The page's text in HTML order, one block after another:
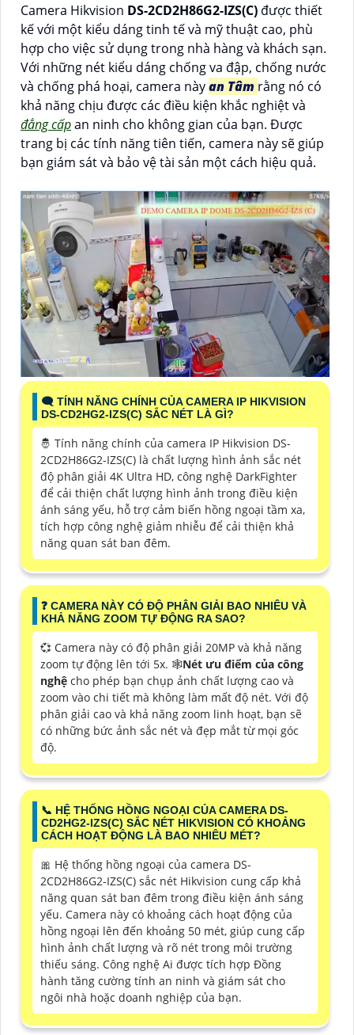
Camera Hikvision DS-2CD2H86G2-IZS(C) được thiết
kế với một kiểu dáng tinh tế và mỹ thuật cao, phù
hợp cho việc sử dụng trong nhà hàng và khách sạn.
Với những nét kiểu dáng chống va đập, chống nước
và chống phá hoại, camera nàyan Tâm rằng nó có
khả năng chịu được các điều kiện khắc nghiệt và
đẳng cấpan ninh cho không gian của bạn. Được
trang bị các tính năng tiên tiến, camera này sẽ giúp
bạn giám sát và bảo vệ tài sản một cách hiệu quả.
🗨️ TÍNH NĂNG CHÍNH CỦA CAMERA IP HIKVISION
DS-CD2HG2-IZS(C) SẮC NÉT LÀ GÌ?
🤴 Tính năng chính của camera IP Hikvision DS-
2CD2H86G2-IZS(C) là chất lượng hình ảnh sắc nét
độ phân giải 4K Ultra HD, công nghệ DarkFighter
để cải thiện chất lượng hình ảnh trong điều kiện
ánh sáng yếu, hỗ trợ cảm biến hồng ngoại tầm xa,
tích hợp công nghệ giảm nhiễu để cải thiện khả
năng quan sát ban đêm.
️❓ CAMERA NÀY CÓ ĐỘ PHÂN GIẢI BAO NHIÊU VÀ
KHẢ NĂNG ZOOM TỰ ĐỘNG RA SAO?
💞 Camera này có độ phân giải 20MP và khả năng
zoom tự động lên tới 5x. 🕸Nét ưu điểm của công
nghệ cho phép bạn chụp ảnh chất lượng cao và
zoom vào chi tiết mà không làm mất độ nét. Với độ
phân giải cao và khả năng zoom linh hoạt, bạn sẽ
có những bức ảnh sắc nét và đẹp mắt từ mọi góc
độ.
📞 HỆ THỐNG HỒNG NGOẠI CỦA CAMERA DS-
CD2HG2-IZS(C) SẮC NÉT HIKVISION CÓ KHOẢNG
CÁCH HOẠT ĐỘNG LÀ BAO NHIÊU MÉT?
🎀 Hệ thống hồng ngoại của camera DS-
2CD2H86G2-IZS(C) sắc nét Hikvision cung cấp khả
năng quan sát ban đêm trong điều kiện ánh sáng
yếu. Camera này có khoảng cách hoạt động của
hồng ngoại lên đến khoảng 50 mét, giúp cung cấp
hình ảnh chất lượng và rõ nét trong môi trường
thiếu sáng. Công nghệ Ai được tích hợp Đồng
hành tăng cường tính an ninh và giám sát cho
ngôi nhà hoặc doanh nghiệp của bạn.